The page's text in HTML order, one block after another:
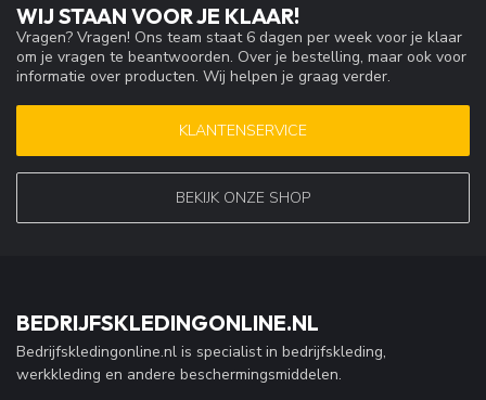
WIJ STAAN VOOR JE KLAAR!
Vragen? Vragen! Ons team staat 6 dagen per week voor je klaar
om je vragen te beantwoorden. Over je bestelling, maar ook voor
informatie over producten. Wij helpen je graag verder.
KLANTENSERVICE
BEKIJK ONZE SHOP
BEDRIJFSKLEDINGONLINE.NL
Bedrijfskledingonline.nl is specialist in bedrijfskleding,
werkkleding en andere beschermingsmiddelen.